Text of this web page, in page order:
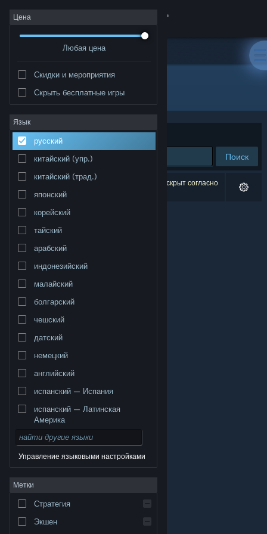
Войти
Сообщество
Информация
Поддержка
Изменить язык
Полная версия
© Valve Corporation. Все права сохранены. Все
торговые марки являются собственностью
Правовая информация
Соглашение подписчика Steam
Файлы cookie
Цена
Любая цена
Скидки и мероприятия
Скрыть бесплатные игры
Язык
русский
китайский (упр.)
китайский (трад.)
японский
корейский
тайский
арабский
индонезийский
малайский
болгарский
чешский
датский
немецкий
английский
испанский — Испания
испанский — Латинская
Америка
Управление языковыми настройками
Метки
Стратегия
Экшен
Все продукты
Сортировать по релевантности
Поиск
Результатов по вашему запросу: 0. 1 продукт скрыт согласно
вашим настройкам.